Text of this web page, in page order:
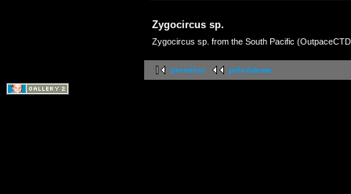
Zygocircus sp.
Zygocircus sp. from the South Pacific
première précédente